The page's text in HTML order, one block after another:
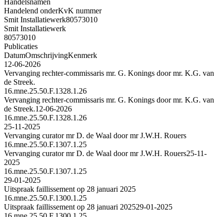
Handelend onderKvK nummer
Smit Installatiewerk80573010
Smit Installatiewerk
80573010
Publicaties
DatumOmschrijvingKenmerk
12-06-2026
Vervanging rechter-commissaris mr. G. Konings door mr. K.G. van
de Streek.
16.mne.25.50.F.1328.1.26
Vervanging rechter-commissaris mr. G. Konings door mr. K.G. van
de Streek.12-06-2026
16.mne.25.50.F.1328.1.26
25-11-2025
Vervanging curator mr D. de Waal door mr J.W.H. Rouers
16.mne.25.50.F.1307.1.25
Vervanging curator mr D. de Waal door mr J.W.H. Rouers25-11-
2025
16.mne.25.50.F.1307.1.25
29-01-2025
Uitspraak faillissement op 28 januari 2025
16.mne.25.50.F.1300.1.25
Uitspraak faillissement op 28 januari 202529-01-2025